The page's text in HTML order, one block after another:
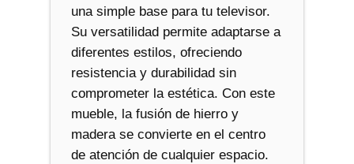
una simple base para tu televisor.
Su versatilidad permite adaptarse a
diferentes estilos, ofreciendo
resistencia y durabilidad sin
comprometer la estética. Con este
mueble, la fusión de hierro y
madera se convierte en el centro
de atención de cualquier espacio.